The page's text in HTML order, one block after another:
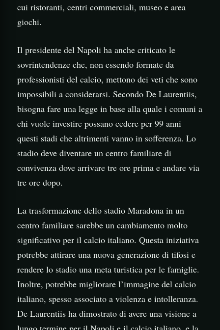
cui ristoranti, centri commerciali, museo e area
giochi.
Il presidente del Napoli ha anche criticato le
sovrintendenze che, non essendo formate da
professionisti del calcio, mettono dei veti che sono
impossibili a considerarsi. Secondo De Laurentiis,
bisogna fare una legge in base alla quale i comuni a
chi vuole investire possano cedere per 99 anni
questi stadi che altrimenti vanno in sofferenza. Lo
stadio deve diventare un centro familiare di
convivenza dove arrivare tre ore prima e andare via
tre ore dopo.
La trasformazione dello stadio Maradona in un
centro familiare sarebbe un cambiamento molto
significativo per il calcio italiano. Questa iniziativa
potrebbe attirare una nuova generazione di tifosi e
rendere lo stadio una meta turistica per le famiglie.
Inoltre, potrebbe migliorare l’immagine del calcio
italiano, spesso associato a violenza e intolleranza.
De Laurentiis ha dimostrato di avere una visione a